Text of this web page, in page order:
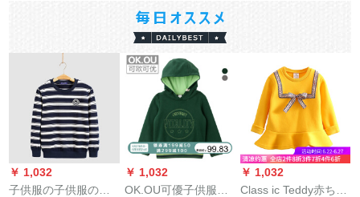
￥ 1,032
子供服の子供服のボ
￥ 1,032
OK.OU可優子供服男
￥ 1,032
Class ic Teddy赤ちゃ